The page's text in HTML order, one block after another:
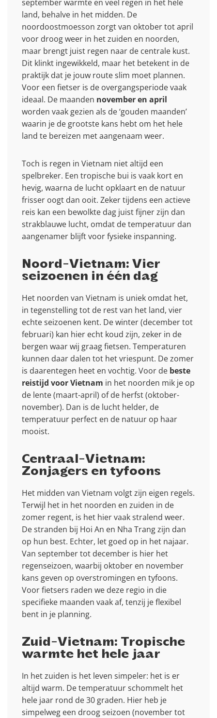
september warmte en veel regen in het hele
land, behalve in het midden. De
noordoostmoesson zorgt van oktober tot april
voor droog weer in het zuiden en noorden,
maar brengt juist regen naar de centrale kust.
Dit klinkt ingewikkeld, maar het betekent in de
praktijk dat je jouw route slim moet plannen.
Voor een fietser is de overgangsperiode vaak
ideaal. De maanden november en april
worden vaak gezien als de ‘gouden maanden’
waarin je de grootste kans hebt om het hele
land te bereizen met aangenaam weer.
Toch is regen in Vietnam niet altijd een
spelbreker. Een tropische bui is vaak kort en
hevig, waarna de lucht opklaart en de natuur
frisser oogt dan ooit. Zeker tijdens een actieve
reis kan een bewolkte dag juist fijner zijn dan
strakblauwe lucht, omdat de temperatuur dan
aangenamer blijft voor fysieke inspanning.
Noord-Vietnam: Vier
seizoenen in één dag
Het noorden van Vietnam is uniek omdat het,
in tegenstelling tot de rest van het land, vier
echte seizoenen kent. De winter (december tot
februari) kan hier echt koud zijn, zeker in de
bergen waar wij graag fietsen. Temperaturen
kunnen daar dalen tot het vriespunt. De zomer
is daarentegen heet en vochtig. Voor de beste
reistijd voor Vietnam in het noorden mik je op
de lente (maart-april) of de herfst (oktober-
november). Dan is de lucht helder, de
temperatuur perfect en de natuur op haar
mooist.
Centraal-Vietnam:
Zonjagers en tyfoons
Het midden van Vietnam volgt zijn eigen regels.
Terwijl het in het noorden en zuiden in de
zomer regent, is het hier vaak stralend weer.
De stranden bij Hoi An en Nha Trang zijn dan
op hun best. Echter, let goed op in het najaar.
Van september tot december is hier het
regenseizoen, waarbij oktober en november
kans geven op overstromingen en tyfoons.
Voor fietsers raden we deze regio in die
specifieke maanden vaak af, tenzij je flexibel
bent in je planning.
Zuid-Vietnam: Tropische
warmte het hele jaar
In het zuiden is het leven simpeler: het is er
altijd warm. De temperatuur schommelt het
hele jaar rond de 30 graden. Hier heb je
simpelweg een droog seizoen (november tot